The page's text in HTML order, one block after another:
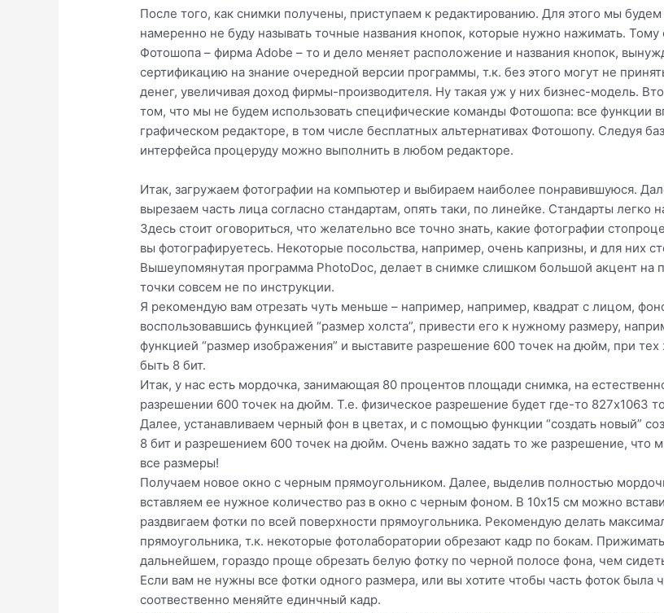
После того, как снимки получены, приступаем к редактированию. Для этого мы
намеренно не буду называть точные названия кнопок, которые нужно нажимать.
Фотошопа – фирма Adobe – то и дело меняет расположение и названия кнопок,
сертификацию на знание очередной версии программы, т.к. без этого могут не
денег, увеличивая доход фирмы-производителя. Ну такая уж у них бизнес-модель.
том, что мы не будем использовать специфические команды Фотошопа: все функции
графическом редакторе, в том числе бесплатных альтернативах Фотошопу. Следуя
интерфейса процеруду можно выполнить в любом редакторе.
Итак, загружаем фотографии на компьютер и выбираем наиболее понравившуюся.
вырезаем часть лица согласно стандартам, опять таки, по линейке. Стандарты легко
Здесь стоит оговориться, что желательно все точно знать, какие фотографии
вы фотографируетесь. Некоторые посольства, например, очень капризны, и для них
Вышеупомянутая программа PhotoDoc, делает в снимке слишком большой акцент на
точки совсем не по инструкции.
Я рекомендую вам отрезать чуть меньше – например, например, квадрат с лицом,
воспользовавшись функцией “размер холста”, привести его к нужному размеру,
функцией “размер изображения” и выставите разрешение 600 точек на дюйм, при
быть 8 бит.
Итак, у нас есть мордочка, занимающая 80 процентов площади снимка, на
разрешении 600 точек на дюйм. Т.е. физическое разрешение будет где-то 827х1063
Далее, устанавливаем черный фон в цветах, и с помощью функции “создать новый”
8 бит и разрешением 600 точек на дюйм. Очень важно задать то же разрешение, что
все размеры!
Получаем новое окно с черным прямоугольником. Далее, выделив полностью
вставляем ее нужное количество раз в окно с черным фоном. В 10х15 см можно
раздвигаем фотки по всей поверхности прямоугольника. Рекомендую делать
прямоугольника, т.к. некоторые фотолаборатории обрезают кадр по бокам.
дальнейшем, гораздо проще обрезать белую фотку по черной полосе фона, чем
Если вам не нужны все фотки одного размера, или вы хотите чтобы часть фоток была
соотвественно меняйте единчный кадр.